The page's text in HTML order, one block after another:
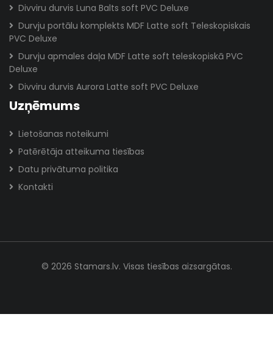
Divviru durvis Luna Balts soft PVC Deluxe
Durvju portālu komplekts MDF Latte soft Teleskopiskais
PVC Deluxe
Durvju apmales daļa MDF Latte soft teleskopiskā PVC
Deluxe
Divviru durvis Aurora Latte soft PVC Deluxe
Uzņēmums
Lietošanas noteikumi
Patērētāja atteikuma tiesības
Datu privātuma politika
Kontakti
© 2026 Stamars.lv. Visas tiesības aizsargātas.